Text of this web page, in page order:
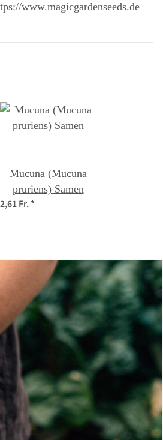
www.magicgardenseeds.de
Mucuna (Mucuna
pruriens) Samen
2,61 Fr.*